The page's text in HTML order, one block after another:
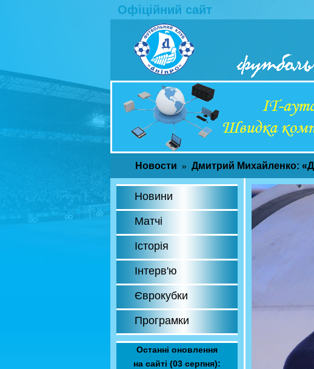
Офіційний сайт
Новости » Дмитрий Михайленко:
Новини
Матчі
Історія
Інтерв'ю
Єврокубки
Програмки
Останні оновлення
на сайті (03 серпня):